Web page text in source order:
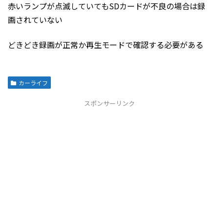
赤いランプが点滅していてもSDカードが不良の場合は録
画されていない
どきどき録画が正常か再生モードで確認する必要がある
カーライフ
スポンサーリンク